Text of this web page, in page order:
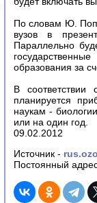
По словам Ю.
вузов в
Параллельно
образования за
В
планируется
наукам -
или на один год.
09.02.2012
Источник -
Постоянный